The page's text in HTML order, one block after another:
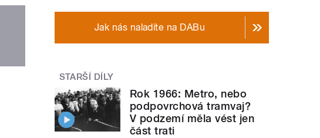
Jak nás naladíte na DABu
STARŠÍ DÍLY
Rok 1966: Metro, nebo
podpovrchová tramvaj?
V podzemí měla vést jen
část trati